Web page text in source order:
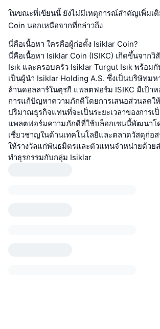
ในขณะที่เขียนนี้ ยังไม่มีเหตุการณ์สำคัญเพิ่มเ
Coin นอกเหนือจากที่กล่าวถึง
นี่คือเนื้อหา ใครคือผู้ก่อตั้ง Isiklar Coin?
นี่คือเนื้อหา Isiklar Coin (ISIKC) เกิดขึ้นจาก
Isık และครอบครัว Isiklar Turgut Isık พร้อม
เป็นผู้นำ Isiklar Holding A.S. ซึ่งเป็นบริษัทม
ล้านดอลลาร์ในตุรกี แพลตฟอร์ม ISIKC มีเป้า
การแก้ปัญหาความภักดีโดยการเสนอส่วนลด
ปริมาณธุรกิจแทนที่จะเป็นระยะเวลาของการเ
แพลตฟอร์มความภักดีที่ใช้บล็อกเชนนี้พัฒนาโ
เชี่ยวชาญในด้านเทคโนโลยีและตลาดวัสดุก่อส
ให้รางวัลแก่พันธมิตรและตัวแทนจำหน่ายด้วย
ทำธุรกรรมกับกลุ่ม Isiklar